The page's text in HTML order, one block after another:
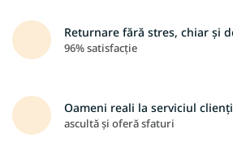
Returnare fără stres, chiar și
96% satisfacție
Oameni reali la serviciul clienți
ascultă și oferă sfaturi